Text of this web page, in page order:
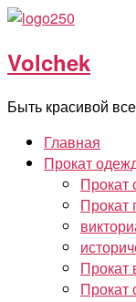
Перейти
содержимому
Volchek
Быть красивой
Главная
Прокат
Прокат
Прокат
Прокат
Прокат